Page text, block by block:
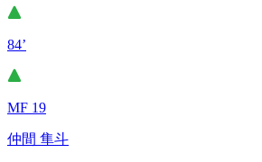
84’
MF 19
仲間 隼斗